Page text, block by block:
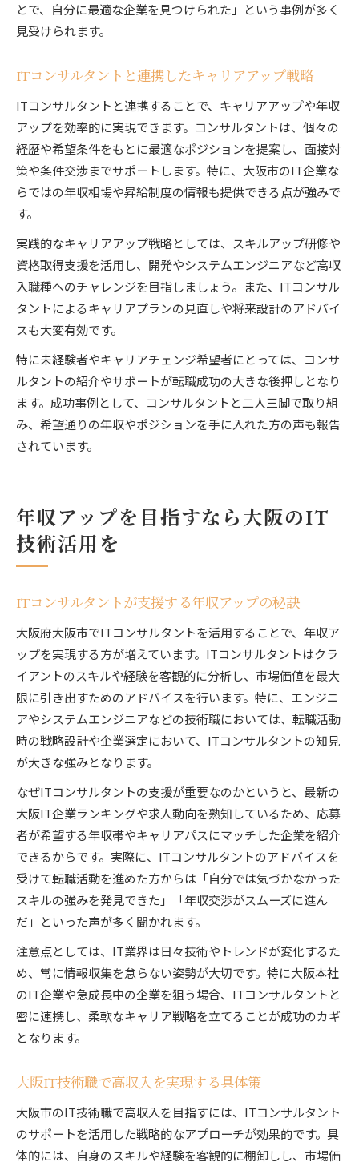
とで、自分に最適な企業を見つけられた」という事例が多く
見受けられます。
ITコンサルタントと連携したキャリアアップ戦略
ITコンサルタントと連携することで、キャリアアップや年収
アップを効率的に実現できます。コンサルタントは、個々の
経歴や希望条件をもとに最適なポジションを提案し、面接対
策や条件交渉までサポートします。特に、大阪市のIT企業な
らではの年収相場や昇給制度の情報も提供できる点が強みで
す。
実践的なキャリアアップ戦略としては、スキルアップ研修や
資格取得支援を活用し、開発やシステムエンジニアなど高収
入職種へのチャレンジを目指しましょう。また、ITコンサル
タントによるキャリアプランの見直しや将来設計のアドバイ
スも大変有効です。
特に未経験者やキャリアチェンジ希望者にとっては、コンサ
ルタントの紹介やサポートが転職成功の大きな後押しとなり
ます。成功事例として、コンサルタントと二人三脚で取り組
み、希望通りの年収やポジションを手に入れた方の声も報告
されています。
年収アップを目指すなら大阪のIT
技術活用を
ITコンサルタントが支援する年収アップの秘訣
大阪府大阪市でITコンサルタントを活用することで、年収ア
ップを実現する方が増えています。ITコンサルタントはクラ
イアントのスキルや経験を客観的に分析し、市場価値を最大
限に引き出すためのアドバイスを行います。特に、エンジニ
アやシステムエンジニアなどの技術職においては、転職活動
時の戦略設計や企業選定において、ITコンサルタントの知見
が大きな強みとなります。
なぜITコンサルタントの支援が重要なのかというと、最新の
大阪IT企業ランキングや求人動向を熟知しているため、応募
者が希望する年収帯やキャリアパスにマッチした企業を紹介
できるからです。実際に、ITコンサルタントのアドバイスを
受けて転職活動を進めた方からは「自分では気づかなかった
スキルの強みを発見できた」「年収交渉がスムーズに進ん
だ」といった声が多く聞かれます。
注意点としては、IT業界は日々技術やトレンドが変化するた
め、常に情報収集を怠らない姿勢が大切です。特に大阪本社
のIT企業や急成長中の企業を狙う場合、ITコンサルタントと
密に連携し、柔軟なキャリア戦略を立てることが成功のカギ
となります。
大阪IT技術職で高収入を実現する具体策
大阪市のIT技術職で高収入を目指すには、ITコンサルタント
のサポートを活用した戦略的なアプローチが効果的です。具
体的には、自身のスキルや経験を客観的に棚卸しし、市場価